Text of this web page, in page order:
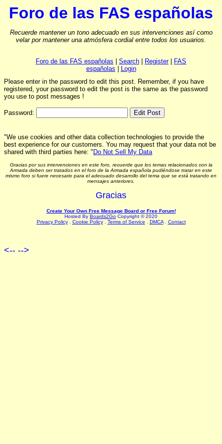
Foro de las FAS españolas
Recuerde mantener un tono adecuado en sus intervenciones así como
velar por mantener una atmósfera cordial entre todos los usuarios.
Foro de las FAS españolas Search Register|
FAS
españolas
Login
Please enter in the password to edit this post. Remember, if you have
registered, your password to edit the post is the same as the password
you use to post messages !
Password:
"We use cookies and other data collection technologies to provide the
best experience for our customers. You may request that your data not be
shared with third parties here: " Do Not Sell My Data
Gracias por sus intervenciones en este foro, recuerde que los temas relacionados con la
Armada deben ser tratados en el foro de la Armada española pudiéndose tratar en este
mismo foro si fuere necesario para el adecuado desarrollo del tema que se está tratando en
mensajes anteriores.
Gracias
Create Your Own Free Message Board or Free Forum!
Hosted By Boards2Go Copyright © 2020
Privacy Policy. Cookie Policy. Terms of Service DMCA. Contact
<-- -->